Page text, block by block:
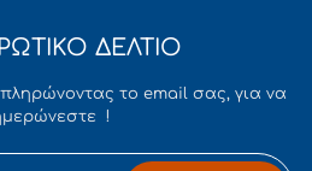
ΔΕΛΤΙΟ
το email σας, για να
!